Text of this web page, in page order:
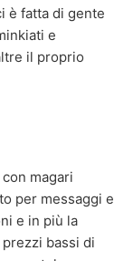
è fatta di gente
e
il proprio
magari
per messaggi e
e in più la
bassi di